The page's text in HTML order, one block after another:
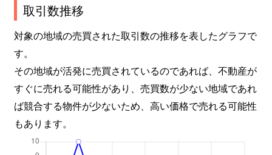
取引数推移
対象の地域の売買された取引数の推移を表したグラフで
す。
その地域が活発に売買されているのであれば、不動産が
すぐに売れる可能性があり、売買数が少ない地域であれ
ば競合する物件が少ないため、高い価格で売れる可能性
もあります。